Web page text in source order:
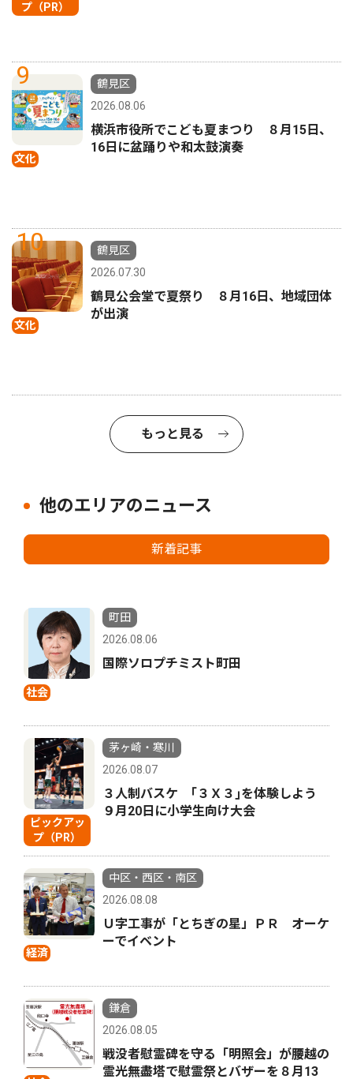
プ（PR）
9
文化
鶴見区
2026.08.06
横浜市役所でこども夏まつり ８月15日、
16日に盆踊りや和太鼓演奏
10
文化
鶴見区
2026.07.30
鶴見公会堂で夏祭り ８月16日、地域団体
が出演
もっと見る
他のエリアのニュース
新着記事
社会
町田
2026.08.06
国際ソロプチミスト町田
ピックアッ
プ（PR）
茅ヶ崎・寒川
2026.08.07
３人制バスケ ｢３Ｘ３｣を体験しよう
９月20日に小学生向け大会
経済
中区・西区・南区
2026.08.08
Ｕ字工事が「とちぎの星」ＰＲ オーケ
ーでイベント
鎌倉
2026.08.05
戦没者慰霊碑を守る「明照会」が腰越の
霊光無盡塔で慰霊祭とバザーを８月13